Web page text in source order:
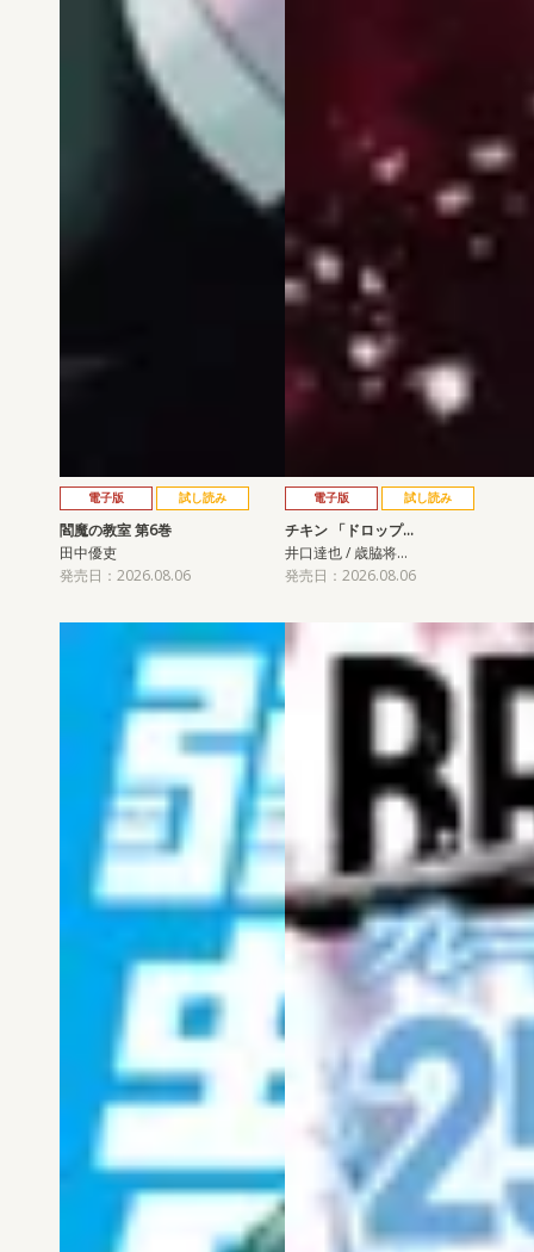
電子版 試し読み
閻魔の教室 第6巻
田中優吏
発売日：2026.08.06
電子版 試し読み
チキン 「ドロップ…
井口達也 / 歳脇将…
発売日：2026.08.06